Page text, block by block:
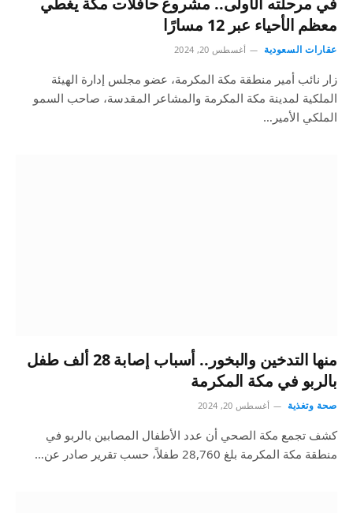
معظم الأحياء عبر 12 مسارًا
عقارات السعودية أغسطس 20, 2024
زار نائب أمير منطقة مكة المكرمة، عضو مجلس إدارة الهيئة
الملكية لمدينة مكة المكرمة والمشاعر المقدسة، صاحب السمو
الملكي الأمير…
منها التدخين والبخور.. أسباب إصابة 28 ألف طفل
بالربو في مكة المكرمة
صحة وتغذية أغسطس 20, 2024
كشف تجمع مكة الصحي أن عدد الأطفال المصابين بالربو في
منطقة مكة المكرمة بلغ 28,760 طفلاً، حسب تقرير صادر عن…